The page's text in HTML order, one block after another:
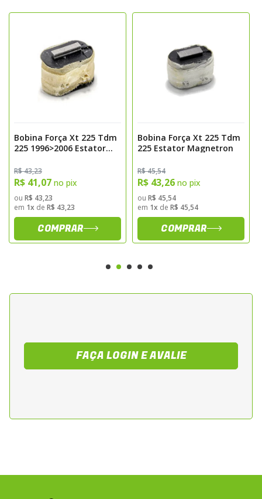
- Compatível com o sistema elétrico original
- Alta resistência a vibração, calor e
umidade.
- Fornecimento constante de corrente
elétrica para CDI, bateria e acessórios.
Compatibilidade
- Yamaha YBR 125 anos 2000 a 2001.
- Ideal para reposição de estatores originais
desgastados ou danificados.
Desempenho e Benefícios
- Geração de energia estável e confiável
para motor e acessórios.
confiabilidade do sistema de ignição.
Sugestão de Aplicação
fornecimento contínuo de energia,
Bobina Força Xt 225 Tdm
225 1996>2006 Estator
R$ 43,23
R$ 41,07 no pix
ou R$ 43,23
em 1x de R$ 43,23
COMPRAR
Bobina Força Xt 225 Tdm
225 Estator Magnetron
R$ 45,54
R$ 43,26 no pix
ou R$ 45,54
em 1x de R$ 45,54
COMPRAR
FAÇA LOGIN E AVALIE